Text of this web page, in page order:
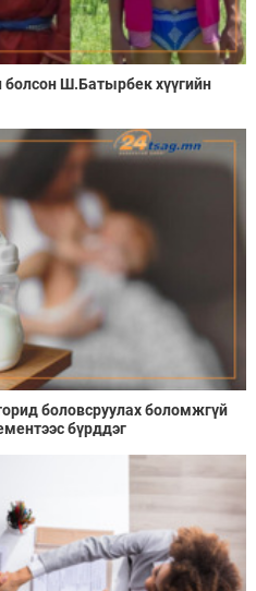
болсон Ш.Батырбек хүүгийн
боловсруулах боломжгүй
бүрддэг